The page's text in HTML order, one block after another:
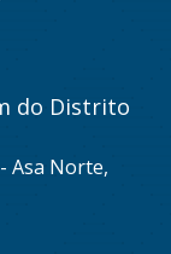
do Distrito
Asa Norte,